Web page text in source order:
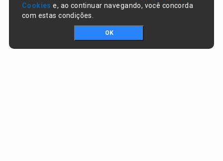
Cookies e, ao continuar navegando, você concorda
com estas condições.
OK